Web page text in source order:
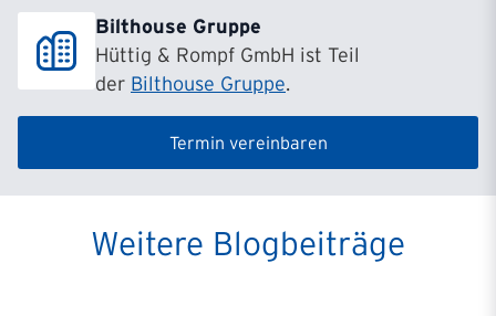
Bilthouse Gruppe
Hüttig & Rompf GmbH ist Teil
der Bilthouse Gruppe.
Termin vereinbaren
Weitere Blogbeiträge